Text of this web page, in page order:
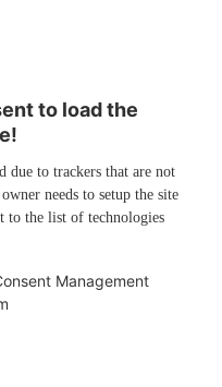
to load the
due to trackers that are not
needs to setup the site
to the list of technologies
Management